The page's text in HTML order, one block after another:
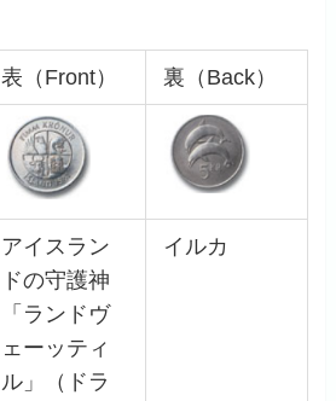
表（Front） 裏（Back）
アイスラン
ドの守護神
「ランドヴ
ェーッティ
ル」（ドラ
イルカ